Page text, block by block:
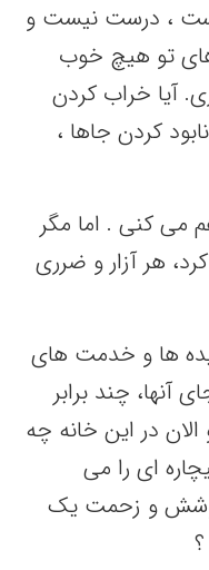
است ، درست نیست و
تو هیچ خوب
آیا خراب کردن
کردن جاها ،
می کنی . اما مگر
هر آزار و ضرری
ها و خدمت های
آنها، چند برابر
در این خانه چه
ای را می
و زحمت یک